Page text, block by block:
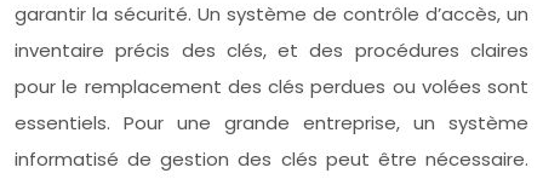
garantir la sécurité. Un système de contrôle d’accès, un
inventaire précis des clés, et des procédures claires
pour le remplacement des clés perdues ou volées sont
essentiels. Pour une grande entreprise, un système
informatisé de gestion des clés peut être nécessaire.